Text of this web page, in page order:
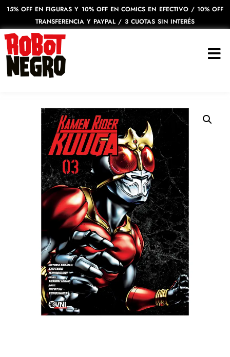
15% OFF EN FIGURAS Y 10% OFF EN COMICS EN EFECTIVO / 10% OFF
TRANSFERENCIA Y PAYPAL / 3 CUOTAS SIN INTERÉS